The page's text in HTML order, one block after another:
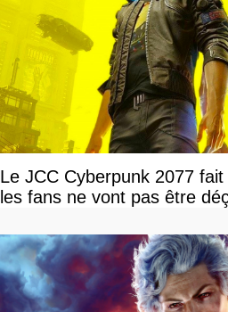
Le JCC Cyberpunk 2077
les fans ne vont pas être